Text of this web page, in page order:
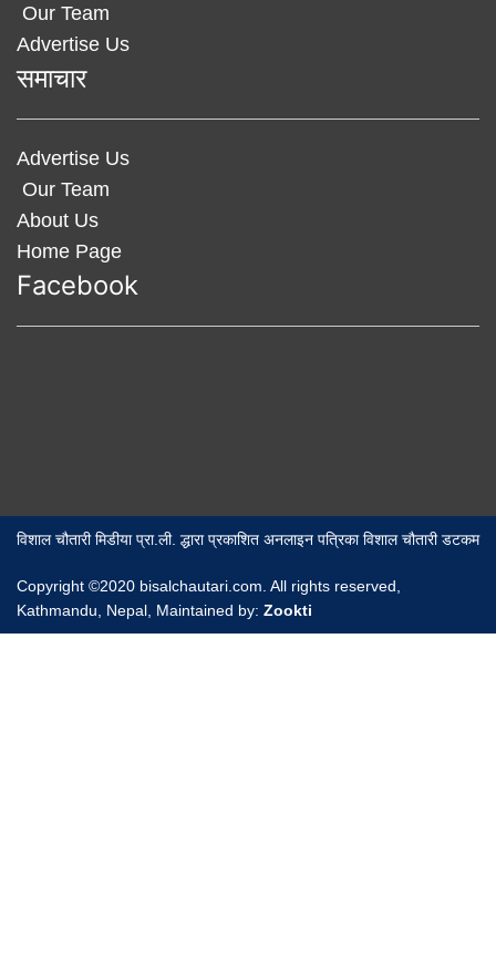
Our Team
Advertise Us
समाचार
Advertise Us
Our Team
About Us
Home Page
Facebook
विशाल चौतारी मिडीया प्रा.ली. द्धारा प्रकाशित अनलाइन पत्रिका विशाल चौतारी डटकम
Copyright ©2020 bisalchautari.com. All rights reserved,
Kathmandu, Nepal, Maintained by: Zookti